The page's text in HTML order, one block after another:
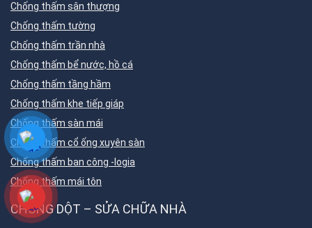
Chống thấm sân thượng
Chống thấm tường
Chống thấm trần nhà
Chống thấm bể nước, hồ cá
Chống thấm tầng hầm
Chống thấm khe tiếp giáp
Chống thấm sàn mái
Chống thấm cổ ống xuyên sàn
Chống thấm ban công -logia
Chống thấm mái tôn
CHỐNG DỘT – SỬA CHỮA NHÀ